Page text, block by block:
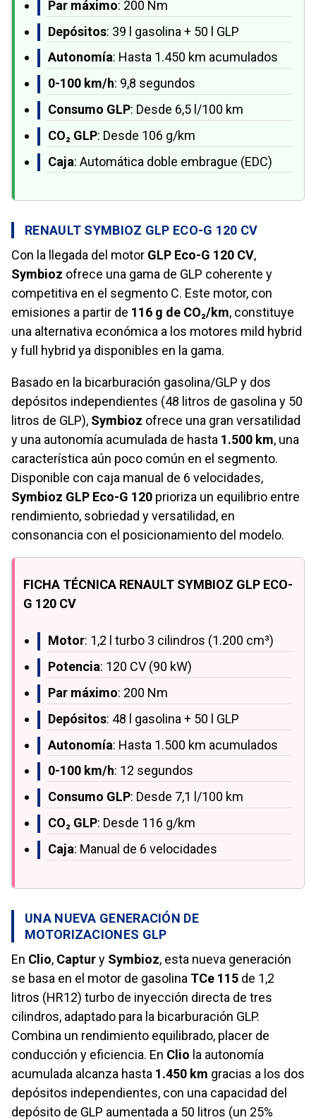
Par máximo: 200 Nm
Depósitos: 39 l gasolina + 50 l GLP
Autonomía: Hasta 1.450 km acumulados
0-100 km/h: 9,8 segundos
Consumo GLP: Desde 6,5 l/100 km
CO₂ GLP: Desde 106 g/km
Caja: Automática doble embrague (EDC)
RENAULT SYMBIOZ GLP ECO-G 120 CV
Con la llegada del motor GLP Eco-G 120 CV,
Symbioz ofrece una gama de GLP coherente y
competitiva en el segmento C. Este motor, con
emisiones a partir de 116 g de CO₂/km, constituye
una alternativa económica a los motores mild hybrid
y full hybrid ya disponibles en la gama.
Basado en la bicarburación gasolina/GLP y dos
depósitos independientes (48 litros de gasolina y 50
litros de GLP), Symbioz ofrece una gran versatilidad
y una autonomía acumulada de hasta 1.500 km, una
característica aún poco común en el segmento.
Disponible con caja manual de 6 velocidades,
Symbioz GLP Eco-G 120 prioriza un equilibrio entre
rendimiento, sobriedad y versatilidad, en
consonancia con el posicionamiento del modelo.
FICHA TÉCNICA RENAULT SYMBIOZ GLP ECO-
G 120 CV
Motor: 1,2 l turbo 3 cilindros (1.200 cm³)
Potencia: 120 CV (90 kW)
Par máximo: 200 Nm
Depósitos: 48 l gasolina + 50 l GLP
Autonomía: Hasta 1.500 km acumulados
0-100 km/h: 12 segundos
Consumo GLP: Desde 7,1 l/100 km
CO₂ GLP: Desde 116 g/km
Caja: Manual de 6 velocidades
UNA NUEVA GENERACIÓN DE
MOTORIZACIONES GLP
En Clio, Captury Symbioz, esta nueva generación
se basa en el motor de gasolina TCe 115 de 1,2
litros (HR12) turbo de inyección directa de tres
cilindros, adaptado para la bicarburación GLP.
Combina un rendimiento equilibrado, placer de
conducción y eficiencia. En Clio la autonomía
acumulada alcanza hasta 1.450 km gracias a los dos
depósitos independientes, con una capacidad del
depósito de GLP aumentada a 50 litros (un 25%